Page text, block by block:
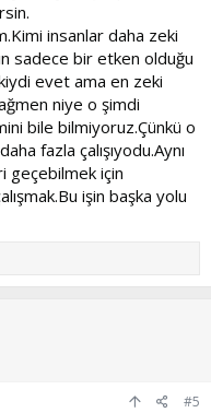
insanlar daha zeki
sadece bir etken olduğu
evet ama en zeki
niye o şimdi
bile bilmiyoruz.Çünkü o
fazla çalışıyodu.Aynı
geçebilmek için
işin başka yolu
#5